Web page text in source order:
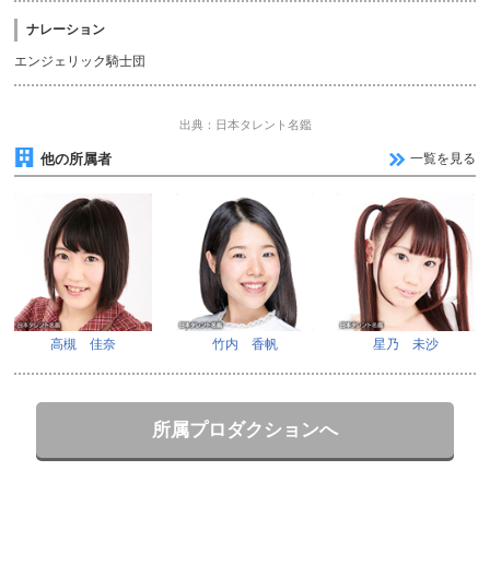
ナレーション
エンジェリック騎士団
出典：日本タレント名鑑
他の所属者 一覧を見る
高槻 佳奈 竹内 香帆 星乃 未沙
所属プロダクションへ